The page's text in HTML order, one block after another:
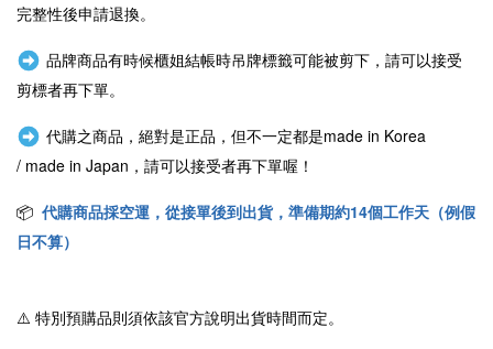
完整性後申請退換。
品牌商品有時候櫃姐結帳時吊牌標籤可能被剪下，請可以接受
剪標者再下單。
代購之商品，絕對是正品，但不一定都是made in Korea
/ made in Japan ，請可以接受者再下單喔！
📦 代購商品採空運，從接單後到出貨，準備期約14個工作天（例假
日不算）
⚠️ 特別預購品則須依該官方說明出貨時間而定。